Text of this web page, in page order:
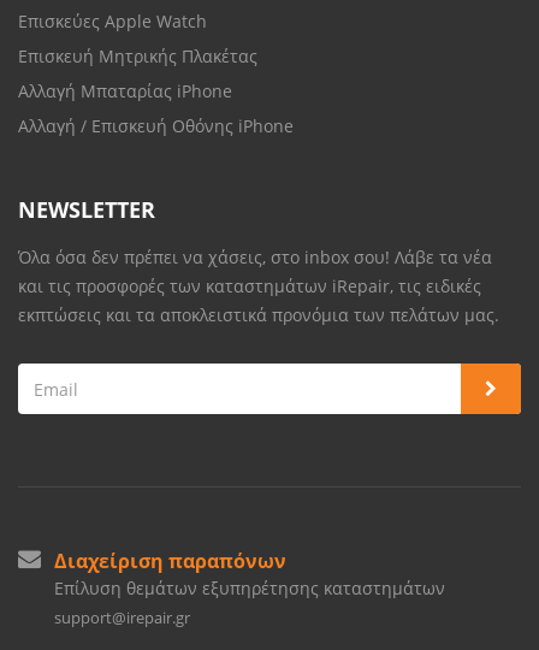
Επισκεύες Apple Watch
Επισκευή Μητρικής Πλακέτας
Αλλαγή Μπαταρίας iPhone
Αλλαγή / Επισκευή Οθόνης iPhone
NEWSLETTER
Όλα όσα δεν πρέπει να χάσεις, στο inbox σου! Λάβε τα νέα
και τις προσφορές των καταστημάτων iRepair, τις ειδικές
εκπτώσεις και τα αποκλειστικά προνόμια των πελάτων μας.
Διαχείριση παραπόνων
Επίλυση θεμάτων εξυπηρέτησης καταστημάτων
support@irepair.gr